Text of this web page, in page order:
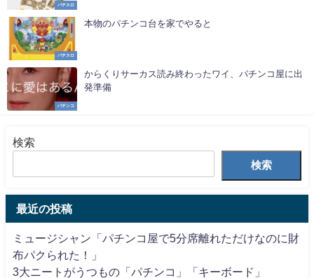
パチスロ
パチスロ
本物のパチンコ台を家でやると
パチンコ
からくりサーカス読み終わったワイ、パチンコ屋に出
発準備
検索
検索
最近の投稿
ミュージシャン「パチンコ屋で5分席離れただけなのに財
布パクられた！」
3大ニートがうつもの「パチンコ」「キーボード」